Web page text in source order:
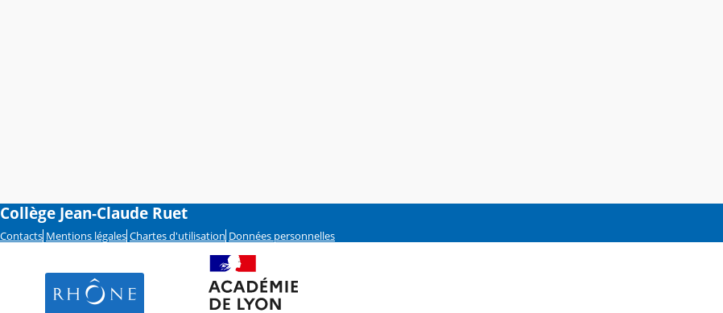
Collège Jean-Claude Ruet
Contacts Mentions légales Chartes d'utilisation Données personnelles